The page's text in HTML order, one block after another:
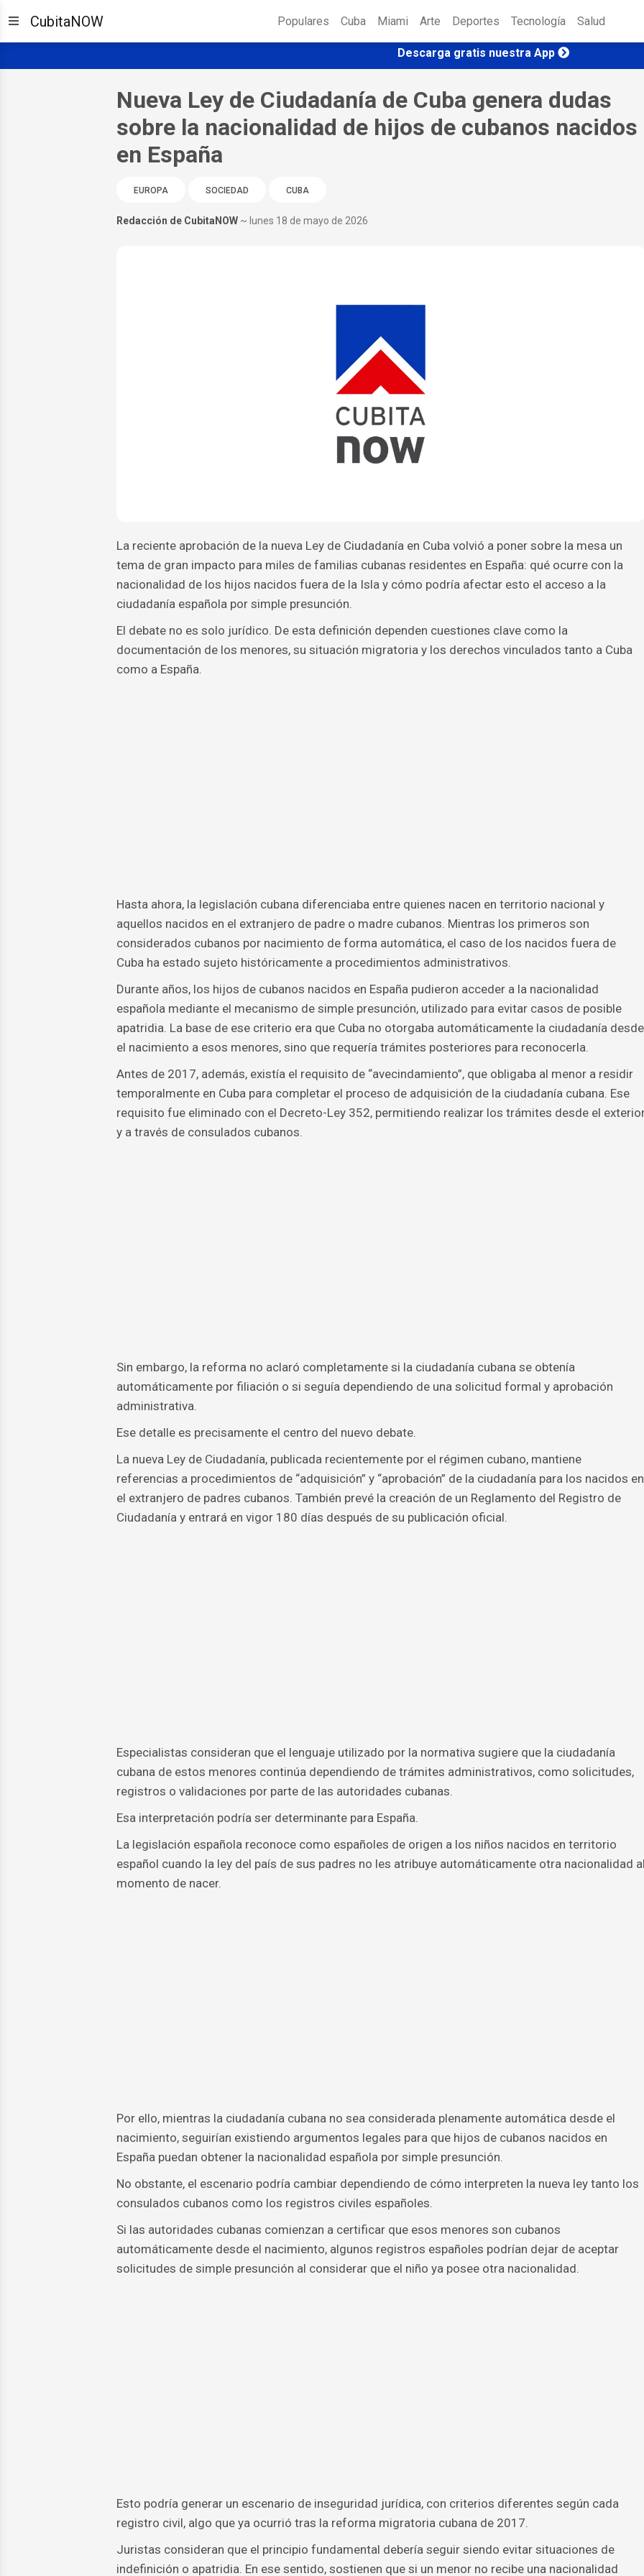
CubitaNOW Populares Cuba Miami Arte Deportes Tecnología Salud
Descarga gratis nuestra App
Nueva Ley de Ciudadanía de Cuba genera dudas
sobre la nacionalidad de hijos de cubanos nacidos
en España
EUROPA SOCIEDAD CUBA
Redacción de CubitaNOW ~ lunes 18 de mayo de 2026
La reciente aprobación de la nueva Ley de Ciudadanía en Cuba volvió a poner sobre la mesa un
tema de gran impacto para miles de familias cubanas residentes en España: qué ocurre con la
nacionalidad de los hijos nacidos fuera de la Isla y cómo podría afectar esto el acceso a la
ciudadanía española por simple presunción.
El debate no es solo jurídico. De esta definición dependen cuestiones clave como la
documentación de los menores, su situación migratoria y los derechos vinculados tanto a Cuba
como a España.
Hasta ahora, la legislación cubana diferenciaba entre quienes nacen en territorio nacional y
aquellos nacidos en el extranjero de padre o madre cubanos. Mientras los primeros son
considerados cubanos por nacimiento de forma automática, el caso de los nacidos fuera de
Cuba ha estado sujeto históricamente a procedimientos administrativos.
Durante años, los hijos de cubanos nacidos en España pudieron acceder a la nacionalidad
española mediante el mecanismo de simple presunción, utilizado para evitar casos de posible
apatridia. La base de ese criterio era que Cuba no otorgaba automáticamente la ciudadanía desde
el nacimiento a esos menores, sino que requería trámites posteriores para reconocerla.
Antes de 2017, además, existía el requisito de “avecindamiento”, que obligaba al menor a residir
temporalmente en Cuba para completar el proceso de adquisición de la ciudadanía cubana. Ese
requisito fue eliminado con el Decreto-Ley 352, permitiendo realizar los trámites desde el
y a través de consulados cubanos.
Sin embargo, la reforma no aclaró completamente si la ciudadanía cubana se obtenía
automáticamente por filiación o si seguía dependiendo de una solicitud formal y aprobación
administrativa.
Ese detalle es precisamente el centro del nuevo debate.
La nueva Ley de Ciudadanía, publicada recientemente por el régimen cubano, mantiene
referencias a procedimientos de “adquisición” y “aprobación” de la ciudadanía para los nacidos en
el extranjero de padres cubanos. También prevé la creación de un Reglamento del Registro de
Ciudadanía y entrará en vigor 180 días después de su publicación oficial.
Especialistas consideran que el lenguaje utilizado por la normativa sugiere que la ciudadanía
cubana de estos menores continúa dependiendo de trámites administrativos, como solicitudes,
registros o validaciones por parte de las autoridades cubanas.
Esa interpretación podría ser determinante para España.
La legislación española reconoce como españoles de origen a los niños nacidos en territorio
español cuando la ley del país de sus padres no les atribuye automáticamente otra nacionalidad
momento de nacer.
Por ello, mientras la ciudadanía cubana no sea considerada plenamente automática desde el
nacimiento, seguirían existiendo argumentos legales para que hijos de cubanos nacidos en
España puedan obtener la nacionalidad española por simple presunción.
No obstante, el escenario podría cambiar dependiendo de cómo interpreten la nueva ley tanto los
consulados cubanos como los registros civiles españoles.
Si las autoridades cubanas comienzan a certificar que esos menores son cubanos
automáticamente desde el nacimiento, algunos registros españoles podrían dejar de aceptar
solicitudes de simple presunción al considerar que el niño ya posee otra nacionalidad.
Esto podría generar un escenario de inseguridad jurídica, con criterios diferentes según cada
registro civil, algo que ya ocurrió tras la reforma migratoria cubana de 2017.
Juristas consideran que el principio fundamental debería seguir siendo evitar situaciones de
indefinición o apatridia. En ese sentido, sostienen que si un menor no recibe una nacionalidad